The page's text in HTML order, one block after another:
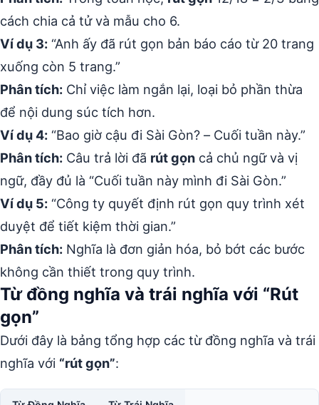
cách chia cả tử và mẫu cho 6.
Ví dụ 3: “Anh ấy đã rút gọn bản báo cáo từ 20 trang
xuống còn 5 trang.”
Phân tích: Chỉ việc làm ngắn lại, loại bỏ phần thừa
để nội dung súc tích hơn.
Ví dụ 4: “Bao giờ cậu đi Sài Gòn? – Cuối tuần này.”
Phân tích: Câu trả lời đã rút gọn cả chủ ngữ và vị
ngữ, đầy đủ là “Cuối tuần này mình đi Sài Gòn.”
Ví dụ 5: “Công ty quyết định rút gọn quy trình xét
duyệt để tiết kiệm thời gian.”
Phân tích: Nghĩa là đơn giản hóa, bỏ bớt các bước
không cần thiết trong quy trình.
Từ đồng nghĩa và trái nghĩa với “Rút
gọn”
Dưới đây là bảng tổng hợp các từ đồng nghĩa và trái
nghĩa với “rút gọn”: